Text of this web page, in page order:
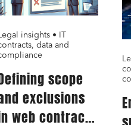
insights • IT
data and
scope
exclusions
web contract:
privacy policy